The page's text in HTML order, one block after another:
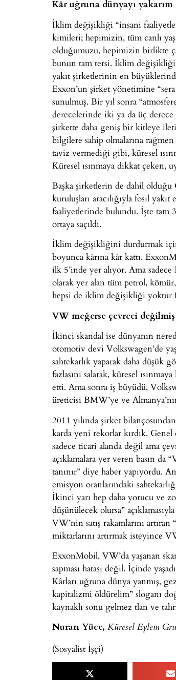
Kâr uğruna dünyayı yakarım
İklim değişikliği “insani
kimileri; hepimizin, tüm canlı
olduğumuzu, hepimizin birlikte
bunun tam tersi. İklim
yakıt şirketlerinin en
Exxon’un şirket yönetimine
sunulmuş. Bir yıl sonra
derecelerinde iki ya da üç
şirkette daha geniş bir kitleye
bilgilere sahip olmalarına
taviz vermediği gibi, küresel
Küresel ısınmaya dikkat çeken,
Başka şirketlerin de dahil
kuruluşları aracılığıyla fosil
faaliyetlerinde bulundu. İşte tam
ortaya saçıldı.
İklim değişikliğini durdurmak
boyunca kârına kâr kattı.
ilk 5’inde yer alıyor. Ama
olarak yer alan tüm petrol,
hepsi de iklim değişikliği yoktur
VW meğerse çevreci değilmiş
İkinci skandal ise dünyanın
otomotiv devi Volkswagen’de
sahtekarlık yaparak daha düşük
fazlasını salarak, küresel
etti. Ama sonra iş büyüdü,
üreticisi BMW’ye ve
2011 yılında şirket
karda yeni rekorlar kırdık.
sadece ticari alanda değil ama
açıklamalara yer veren basın
tanınır” diye haber yapıyordu.
emisyon oranlarındaki
İkinci yarı hep daha yorucu ve
düşünülecek olursa”
VW’nin satış rakamlarını
miktarlarını artırmak isteyince
ExxonMobil, VW’da yaşanan
sapması hatası değil. İçinde
Kârları uğruna dünya yanmış,
kapitalizmi öldürelim” sloganı
kaynaklı sonu gelmez tlan ve
Nuran Yüce, Küresel Eylem
(Sosyalist İşçi)